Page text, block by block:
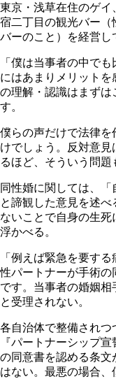
東京・浅草在住のゲイ
宿二丁目の観光バー（
バーのこと）を経営し
「僕は当事者の中で
にはあまりメリット
の理解・認識はまずは
す。
僕らの声だけで法律
けでしょう。反対意
るほど、そういう問題
同性婚に関しては、「
と諦観した意見を述
ないことで自身の生
浮かべる。
「例えば緊急を要す
性パートナーが手術
です。当事者の婚姻
と受理されない。
各自治体で整備され
『パートナーシップ
の同意書を認める条
はない。最悪の場合